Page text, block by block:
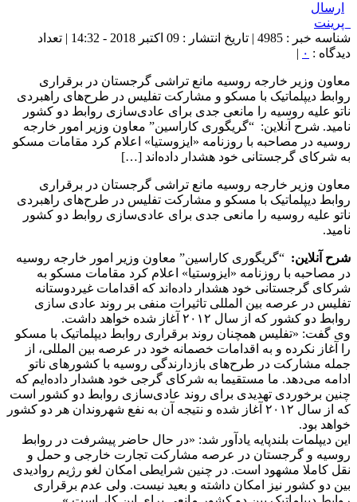
ارسال
پرینت
شناسه خبر : 4985 | تاریخ انتشار : 09 اکتبر 2018 - 14:32 | تعداد
دیدگاه : ۰ |
معاون وزیر خارجه روسیه مانع تراشی گرجستان در برقراری
روابط دیپلماتیک با مسکو و مشارکت تفلیس در طرح‌های راهبردی
ناتو علیه روسیه را مانعی جدی برای عادی‌سازی روابط دو کشور
نامید. شرح آنلاین: “گریگوری کاراسین” معاون وزیر امور خارجه
روسیه در مصاحبه با روزنامه «ایزوستیا» اعلام کرد مقامات مسکو
به شرکای گرجستانی خود هشدار داده‌اند […]
معاون وزیر خارجه روسیه مانع تراشی گرجستان در برقراری
روابط دیپلماتیک با مسکو و مشارکت تفلیس در طرح‌های راهبردی
ناتو علیه روسیه را مانعی جدی برای عادی‌سازی روابط دو کشور
نامید.
شرح آنلاین: “گریگوری کاراسین” معاون وزیر امور خارجه روسیه
در مصاحبه با روزنامه «ایزوستیا» اعلام کرد مقامات مسکو به
شرکای گرجستانی خود هشدار داده‌اند که اقدامات غیردوستانه
تفلیس در عرصه بین المللی تاثیرات منفی بر روند عادی سازی
روابط دو کشور که از سال ۲۰۱۲ آغاز شده خواهد داشت.
وی گفت: «تفلیس همچنان روند برقراری روابط دیپلماتیک با مسکو
را آغاز نکرده و به اقدامات خصمانه خود در عرصه بین المللی، از
جمله مشارکت در طرح‌های بازدارندگی روسیه با کشورهای ناتو
ادامه می‌دهد. ما مستقیما به شرکای گرجی خود هشدار داده‌ایم که
چنین برخوردی تهدیدی برای روند عادی‌سازی روابط دو کشور است
که از سال ۲۰۱۲ آغاز شده و نتیجه آن به نفع شهروندان هر دو کشور
خواهد بود.
این دیپلمات بلندپایه یادآور شد: «در حال حاضر پیشرفت در روابط
روسیه و گرجستان در عرصه مشارکت تجارت خارجی و حمل و
نقل کاملا مشهود است. در چنین شرایطی امکان لغو رژیم روادیدی
بین دو کشور نیز امکان داشته و بعید نیست. ولی عدم برقراری